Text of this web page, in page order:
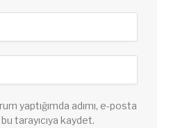
yaptığımda adımı, e-posta
tarayıcıya kaydet.